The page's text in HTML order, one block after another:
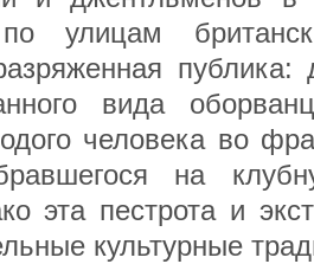
улицам
вида
человека во
на
эта пестрота и
культурные